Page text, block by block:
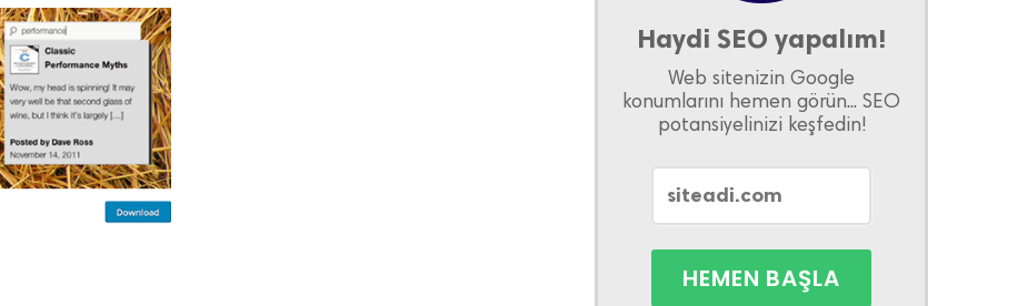
Haydi SEO yapalım!
Web sitenizin Google
konumlarını hemen görün... SEO
potansiyelinizi keşfedin!